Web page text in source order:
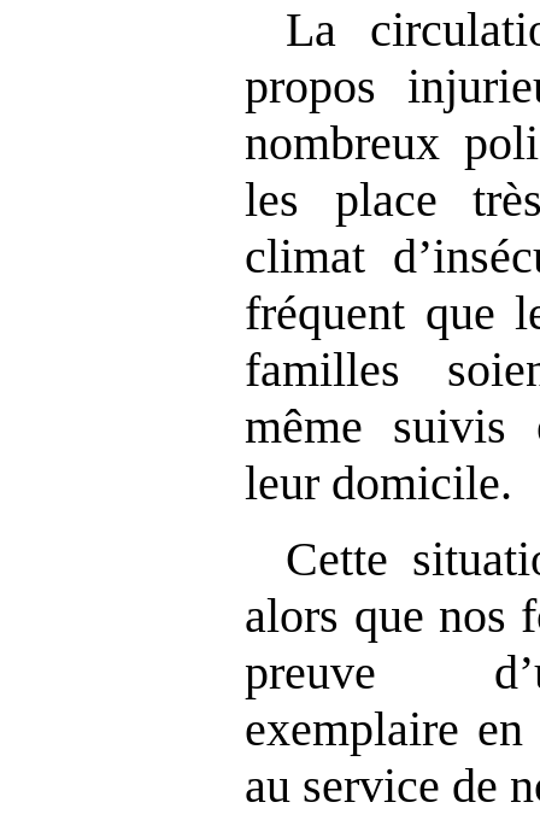
La
propos
nombreux
les place
climat
fréquent que
familles
même suivis
leur domicile.
Cette
alors que nos
preuve
exemplaire en
au service de